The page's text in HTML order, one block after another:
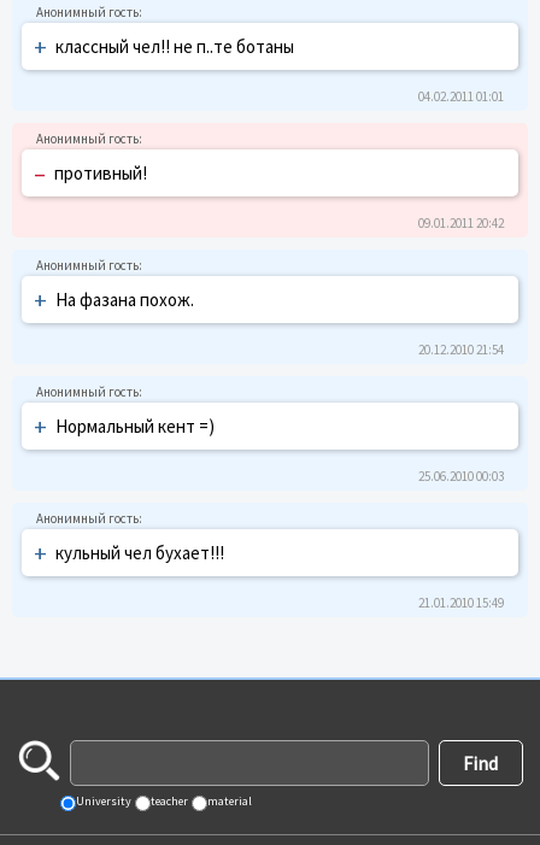
+ классный чел!! не п..те ботаны
04.02.2011 01:01
– противный!
09.01.2011 20:42
+ На фазана похож.
20.12.2010 21:54
+ Нормальный кент =)
25.06.2010 00:03
+ кульный чел бухает!!!
21.01.2010 15:49
University teacher material